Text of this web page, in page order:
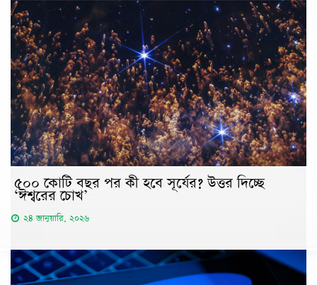
৫০০ কোটি বছর পর কী হবে সূর্যের? উত্তর দিচ্ছে
‘ঈশ্বরের চোখ’
২৪ জানুয়ারি, ২০২৬